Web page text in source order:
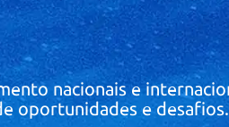
nacionais e
oportunidades e desafios.